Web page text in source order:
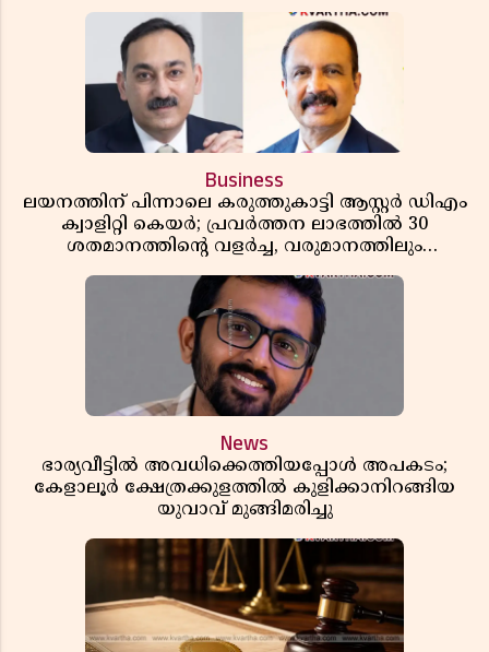
Business
ലയനത്തിന് പിന്നാലെ കരുത്തുകാട്ടി ആസ്റ്റർ ഡിഎം
ക്വാളിറ്റി കെയർ; പ്രവർത്തന ലാഭത്തിൽ 30
ശതമാനത്തിൻ്റെ വളർച്ച, വരുമാനത്തിലും
റിപ്പോർട്ട് പുറത്ത്
News
ഭാര്യവീട്ടിൽ അവധിക്കെത്തിയപ്പോൾ അപകടം;
കേളാലൂർ ക്ഷേത്രക്കുളത്തിൽ കുളിക്കാനിറങ്ങിയ
യുവാവ് മുങ്ങിമരിച്ചു